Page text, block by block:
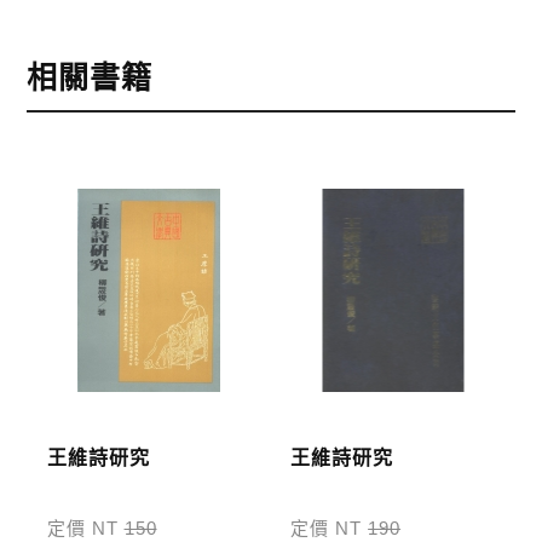
2.銀行轉帳:選擇銀行轉帳時，請填寫您的銀行帳號後
五碼，並於三日內完成匯款，以利核銷作業。
劃撥單，匯款者大名請填寫跟訂購者大名一致，以利
核銷作業。
完成訂購
訂購完成後，可至會員專區查詢「我的訂單」，查詢
訂單處理的狀態。
運費說明:
包裹運送，一律免運費；899元以下須自付80元運
相關書籍
王維詩研究
定價 NT150
王維詩研究
定價 NT190